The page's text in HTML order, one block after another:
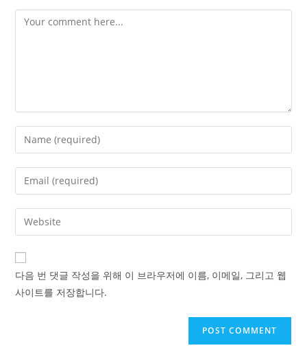
Comment
Enter
your
name
comment
Enter
your
email
address
comment
Enter
your
website
URL
(optional)
다음 번 댓글 작성을 위해 이 브라우저에 이름, 이메일, 그리고 웹
사이트를 저장합니다.